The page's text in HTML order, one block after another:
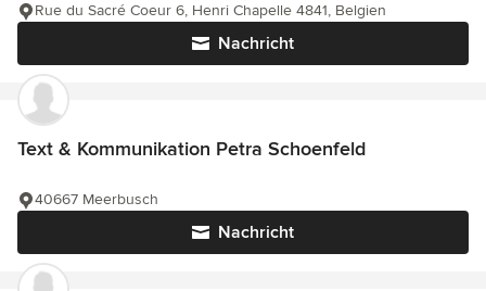
Nachricht
Rue du Sacré Coeur 6, Henri Chapelle 4841, Belgien
Text & Kommunikation Petra Schoenfeld
Nachricht
40667 Meerbusch